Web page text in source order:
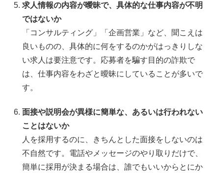
求人情報の内容が曖昧で、具体的な仕事内容が不明
ではないか
「コンサルティング」「企画営業」など、聞こえは
良いものの、具体的に何をするのかがはっきりしな
い求人は要注意です。応募者を騙す目的の詐欺で
は、仕事内容をわざと曖昧にしていることが多いで
す。
面接や説明会が異様に簡単な、あるいは行われない
ことはないか
人を採用するのに、きちんとした面接をしないのは
不自然です。電話やメッセージのやり取りだけで、
簡単に採用が決まる場合は、誰でもいいからとにか